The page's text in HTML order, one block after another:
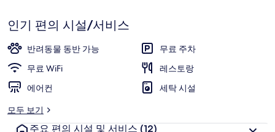
갤
러
리
기
인기 편의 시설/서비스
반려동물 동반 가능
무료 주차
무료 WiFi
레스토랑
에어컨
세탁 시설
모두 보기
주요 편의 시설 및 서비스 (12)